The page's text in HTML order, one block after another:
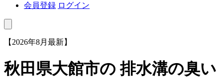
会員登録 ログイン
【2026年8月最新】
秋田県大館市の 排水溝の臭い